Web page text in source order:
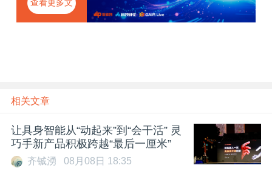
查看更多文
章
相关文章
让具身智能从“动起来”到“会干活” 灵
巧手新产品积极跨越“最后一厘米”
齐铖湧 08月08日 18:35